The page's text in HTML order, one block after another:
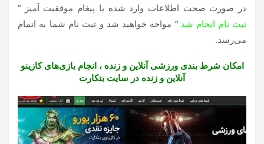
در صورت صحت اطلاعات وارد شده با پیغام موفقیت آمیز ”
ثبت نام انجام شد ” مواجه خواهید شد و ثبت نام شما به اتمام
می‌رسد.
امکان شرط بندی ورزشی آنلاین و زنده ، انجام بازی‌های کازینو
آنلاین و زنده در سایت بتکارت